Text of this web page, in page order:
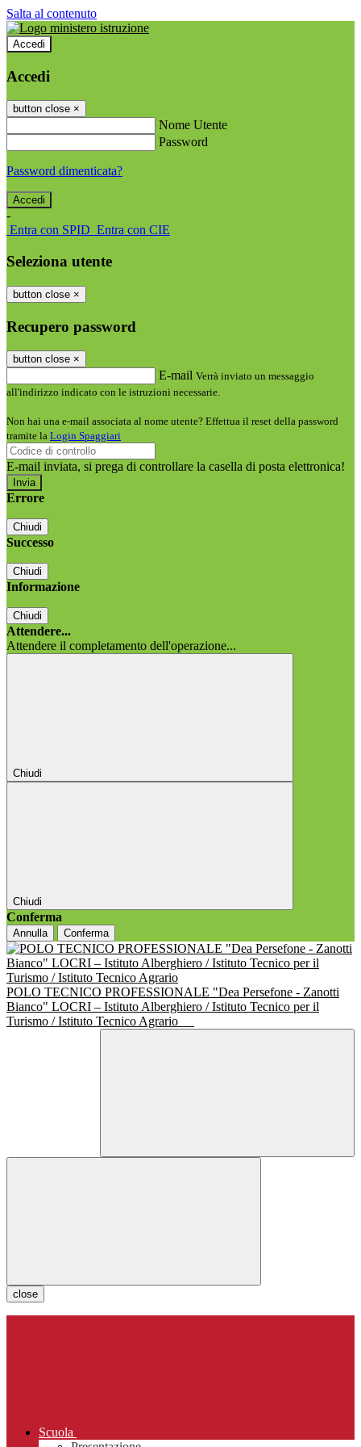
Salta al contenuto
Accedi
Accedi
button close ×
Nome Utente
Password
Password dimenticata?
-
Entra con SPID Entra con CIE
Seleziona utente
button close ×
Recupero password
button close ×
E-mail Verrà inviato un messaggio
all'indirizzo indicato con le istruzioni necessarie.
Non hai una e-mail associata al nome utente? Effettua il reset della password
tramite la Login Spaggiari
E-mail inviata, si prega di controllare la casella di posta elettronica!
Errore
Chiudi
Successo
Chiudi
Informazione
Chiudi
Attendere...
Attendere il completamento dell'operazione...
Chiudi
Chiudi
Conferma
Annulla Conferma
POLO TECNICO PROFESSIONALE "Dea Persefone - Zanotti
Bianco" LOCRI – Istituto Alberghiero / Istituto Tecnico per il
Turismo / Istituto Tecnico Agrario
close
Scuola